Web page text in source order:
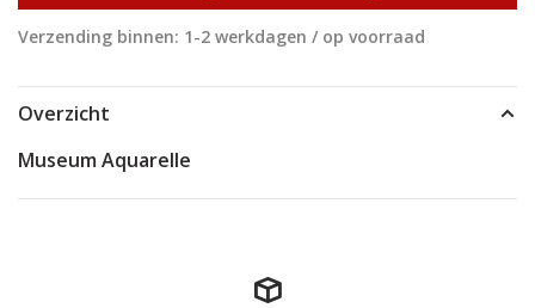
Verzending binnen: 1-2 werkdagen / op voorraad
Overzicht
Museum Aquarelle